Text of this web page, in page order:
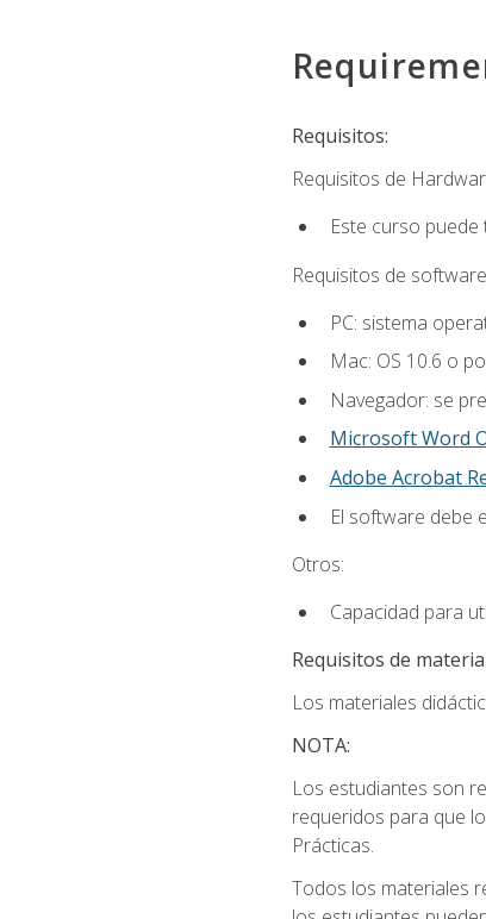
Requisitos:
Requisitos de
Este curso
Requisitos de
PC: sistema
Mac: OS 10.6 o
Navegador: se
Microsoft Word
Adobe Acrobat
El software debe
Otros:
Capacidad para
Requisitos de
Los materiales
NOTA:
Los estudiantes son
requeridos para que
Prácticas.
Todos los materiales